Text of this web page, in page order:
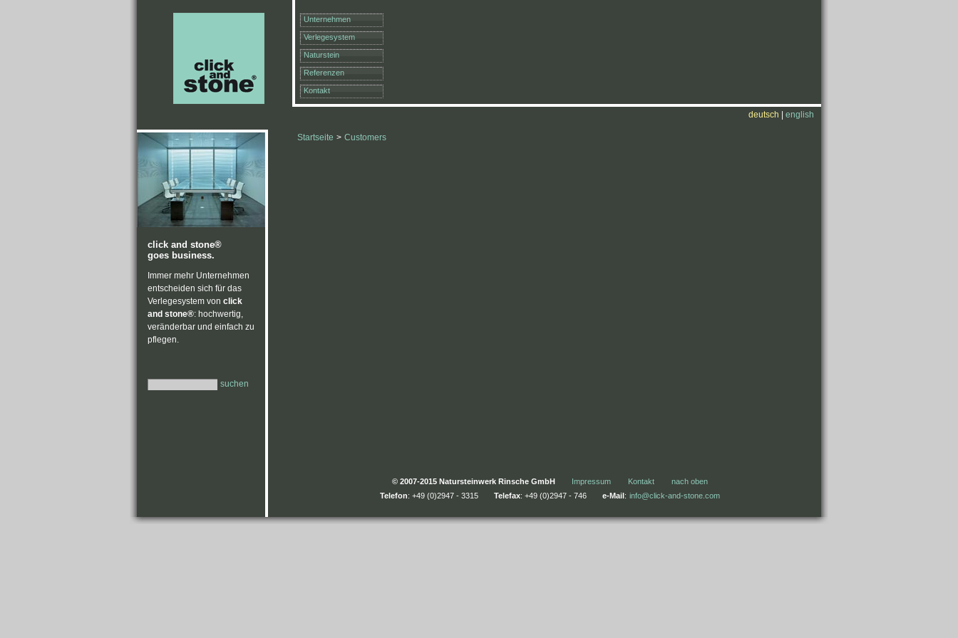
Unternehmen
Verlegesystem
Naturstein
Referenzen
Kontakt
deutsch english
Startseite > Customers
click and stone®
goes business.
Immer mehr Unternehmen
entscheiden sich für das
Verlegesystem von click
and stone®: hochwertig,
veränderbar und einfach zu
pflegen.
suchen
© 2007-2015 Natursteinwerk Rinsche GmbH Impressum Kontakt
nach oben
Telefon: +49 (0)2947 - 3315 Telefax: +49 (0)2947 - 746 e-Mail: info@click-and-stone.com